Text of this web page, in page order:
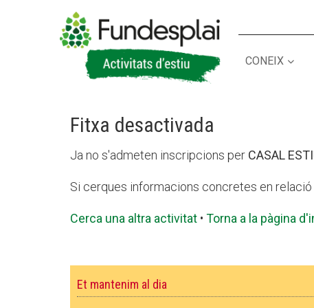
CONEIX
Fitxa desactivada
Ja no s'admeten inscripcions per CASAL
Si cerques informacions concretes en
Cerca una altra activitat • Torna a la pàgina
Et mantenim al dia
ACTIVITATS D'ESTIU
CASES DE COLÒNIES
CONEIX FUNDESPLAI
La Fundació